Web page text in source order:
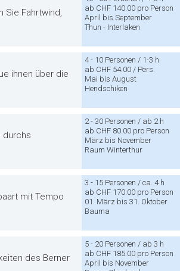
Sie Fahrtwind,
ab CHF 140.00 pro Person
April bis September
Thun - Interlaken
ihnen über die
4 - 10 Personen / 1-3 h
ab CHF 54.00 / Pers.
Mai bis August
Hendschiken
durchs
2 - 30 Personen / ab 2 h
ab CHF 80.00 pro Person
März bis November
Raum Winterthur
mit Tempo
3 - 15 Personen / ca. 4 h
ab CHF 170.00 pro Person
01. März bis 31. Oktober
Bauma
des Berner
5 - 20 Personen / ab 3 h
ab CHF 185.00 pro Person
April bis November